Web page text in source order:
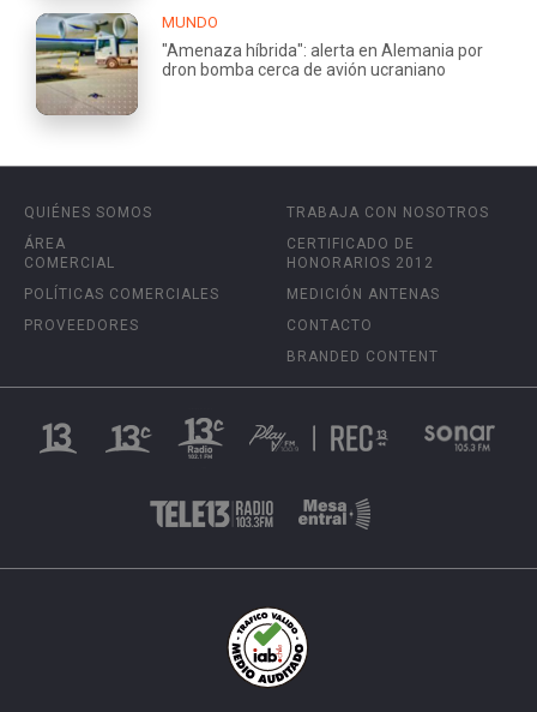
MUNDO
"Amenaza híbrida": alerta en Alemania por
dron bomba cerca de avión ucraniano
QUIÉNES SOMOS
ÁREA
COMERCIAL
POLÍTICAS COMERCIALES
PROVEEDORES
TRABAJA CON NOSOTROS
CERTIFICADO DE
HONORARIOS 2012
MEDICIÓN ANTENAS
CONTACTO
BRANDED CONTENT